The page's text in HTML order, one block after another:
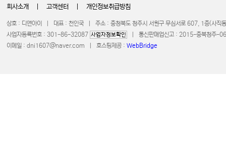
회사소개 고객센터 개인정보취급방침
상호 : 디앤아이 | 대표 : 천인국 | 주소 : 충청북도 청주시 서원구 무심서로 607, 1층(사직
사업자등록번호 : 301-86-32087 사업자정보확인
| 통신판매업신고 : 2015-충북청
이메일 : dni1607@naver.com | 호스팅제공 : WebBridge